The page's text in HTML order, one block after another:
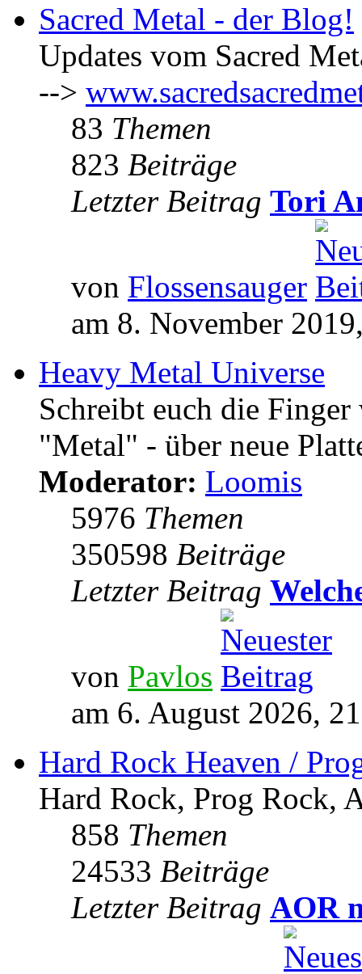
Sacred Metal - der Blog!
Updates vom Sacred
-->
83 Themen
823 Beiträge
Letzter Beitrag Tori
von Flossensauger
am 8. November
Heavy Metal Universe
Schreibt euch die
"Metal" - über neue
Moderator: Loomis
5976 Themen
350598 Beiträge
Letzter Beitrag
von Pavlos
am 6. August 2026,
Hard Rock Heaven /
Hard Rock, Prog Rock,
858 Themen
24533 Beiträge
Letzter Beitrag AOR